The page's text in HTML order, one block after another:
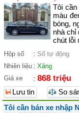
Tôi cần
màu
bóng,
nhà chỉ
chút lỗi
Hộp số : Số tự động
Nhiên liệu : Xăng
Giá xe
: 868 triệu
Lưu tin
So
Tôi cần bán xe nhập